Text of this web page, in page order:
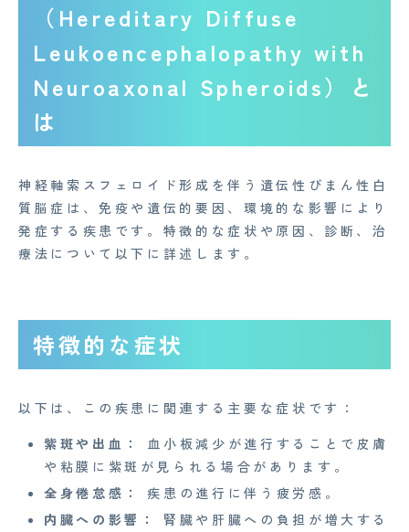
（Hereditary Diffuse
Leukoencephalopathy with
Neuroaxonal Spheroids）と
は
神経軸索スフェロイド形成を伴う遺伝性びまん性白
質脳症は、免疫や遺伝的要因、環境的な影響により
発症する疾患です。特徴的な症状や原因、診断、治
療法について以下に詳述します。
特徴的な症状
以下は、この疾患に関連する主要な症状です：
紫斑や出血：
血小板減少が進行することで皮膚
や粘膜に紫斑が見られる場合があります。
全身倦怠感：
疾患の進行に伴う疲労感。
内臓への影響：
腎臓や肝臓への負担が増大する